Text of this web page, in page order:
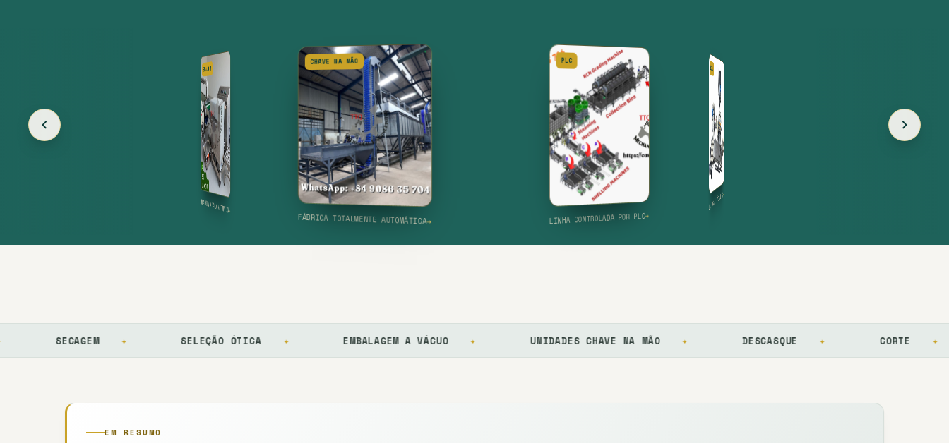
DESCASQUE
LINHA DE DESCASQUE AUTOMÁTICA DE 16 CABEÇAS
LINHA DE CORTE AUTOMÁTICA DE 10 CABEÇAS
→
DESPELICULAGEM
MÁQUINA DE DESPELICULAGEM A SECO
→
CALIBRAGEM E SELEÇÃO DE AMÊNDOA
→
EMBALAGEM A VÁCUO AUTOMÁTICA
CHAVE NA MÃO
FÁBRICA TOTALMENTE AUTOMÁTICA
PLC
LINHA CONTROLADA POR PLC
✦ SELEÇÃO ÓTICA ✦ EMBALAGEM A VÁCUO ✦ UNIDADES CHAVE NA MÃO ✦ DESCASQUE ✦ ✦
EM RESUMO